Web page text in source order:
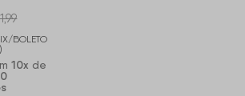
BOLETO
10x de